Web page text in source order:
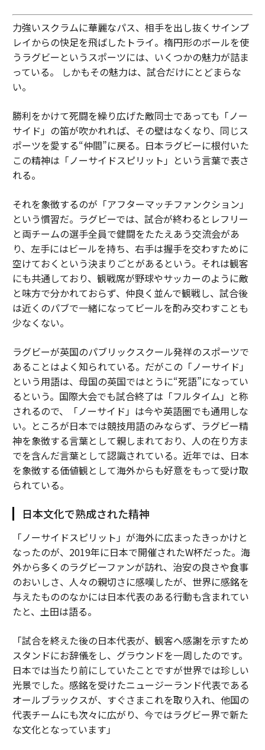
力強いスクラムに華麗なパス、相手を出し抜くサインプ
レイからの快足を飛ばしたトライ。楕円形のボールを使
うラグビーというスポーツには、いくつかの魅力が詰ま
っている。 しかもその魅力は、試合だけにとどまらな
い。
勝利をかけて死闘を繰り広げた敵同士であっても「ノー
サイド」の笛が吹かれれば、その壁はなくなり、同じス
ポーツを愛する“仲間”に戻る。日本ラグビーに根付いた
この精神は「ノーサイドスピリット」という言葉で表さ
れる。
それを象徴するのが「アフターマッチファンクション」
という慣習だ。ラグビーでは、試合が終わるとレフリー
と両チームの選手全員で健闘をたたえあう交流会があ
り、左手にはビールを持ち、右手は握手を交わすために
空けておくという決まりごとがあるという。それは観客
にも共通しており、観戦席が野球やサッカーのように敵
と味方で分かれておらず、仲良く並んで観戦し、試合後
は近くのパブで一緒になってビールを酌み交わすことも
少なくない。
ラグビーが英国のパブリックスクール発祥のスポーツで
あることはよく知られている。だがこの「ノーサイド」
という用語は、母国の英国ではとうに“死語”になってい
るという。国際大会でも試合終了は「フルタイム」と称
されるので、「ノーサイド」は今や英語圏でも通用しな
い。ところが日本では競技用語のみならず、ラグビー精
神を象徴する言葉として親しまれており、人の在り方ま
でを含んだ言葉として認識されている。近年では、日本
を象徴する価値観として海外からも好意をもって受け取
られている。
日本文化で熟成された精神
「ノーサイドスピリット」が海外に広まったきっかけと
なったのが、2019年に日本で開催されたW杯だった。海
外から多くのラグビーファンが訪れ、治安の良さや食事
のおいしさ、人々の親切さに感嘆したが、世界に感銘を
与えたもののなかには日本代表のある行動も含まれてい
たと、土田は語る。
「試合を終えた後の日本代表が、観客へ感謝を示すため
スタンドにお辞儀をし、グラウンドを一周したのです。
日本では当たり前にしていたことですが世界では珍しい
光景でした。感銘を受けたニュージーランド代表である
オールブラックスが、すぐさまこれを取り入れ、他国の
代表チームにも次々に広がり、今ではラグビー界で新た
な文化となっています」